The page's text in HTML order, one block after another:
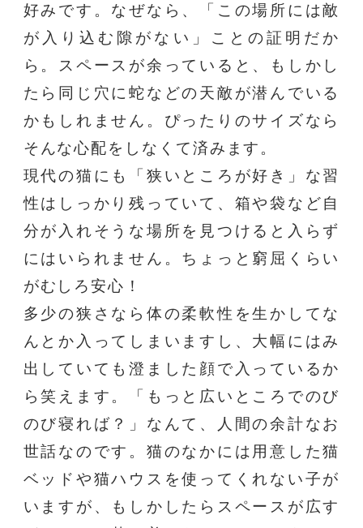
好みです。なぜなら、「この場所には敵
が入り込む隙がない」ことの証明だか
ら。スペースが余っていると、もしかし
たら同じ穴に蛇などの天敵が潜んでいる
かもしれません。ぴったりのサイズなら
そんな心配をしなくて済みます。
現代の猫にも「狭いところが好き」な習
性はしっかり残っていて、箱や袋など自
分が入れそうな場所を見つけると入らず
にはいられません。ちょっと窮屈くらい
がむしろ安心！
多少の狭さなら体の柔軟性を生かしてな
んとか入ってしまいますし、大幅にはみ
出していても澄ました顔で入っているか
ら笑えます。「もっと広いところでのび
のび寝れば？」なんて、人間の余計なお
世話なのです。猫のなかには用意した猫
ベッドや猫ハウスを使ってくれない子が
いますが、もしかしたらスペースが広す